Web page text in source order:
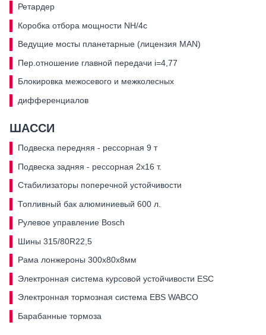
Ретардер
Коробка отбора мощности NH/4с
Ведущие мосты планетарные (лицензия MAN)
Пер.отношение главной передачи i=4,77
Блокировка межосевого и межколесных
дифференциалов
ШАССИ
Подвеска передняя - рессорная 9 т
Подвеска задняя - рессорная 2х16 т.
Стабилизаторы поперечной устойчивости
Топливный бак алюминиевый 600 л.
Рулевое управление Bosch
Шины 315/80R22,5
Рама лонжероны 300х80х8мм
Электронная система курсовой устойчивости ESC
Электронная тормозная система EBS WABCO
Барабанные тормоза